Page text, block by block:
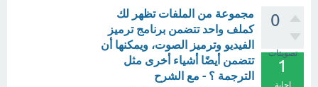
0
تصويتات
1
إجابة
مجموعة من الملفات تظهر لك
كملف واحد تتضمن برنامج ترميز
الفيديو وترميز الصوت، ويمكنها أن
تتضمن أيضًا أشياء أخرى مثل
الترجمة ؟ - مع الشرح